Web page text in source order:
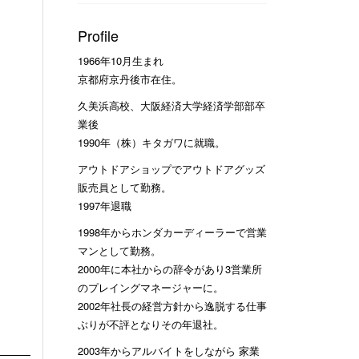
Profile
1966年10月生まれ
京都府京丹後市在住。
久美浜高校、大阪経済大学経済学部部卒
業後
1990年（株）キタガワに就職。
アウトドアショップでアウトドアグッズ
販売員として勤務。
1997年退職
1998年からホンダカーディーラーで営業
マンとして勤務。
2000年に本社からの辞令があり3営業所
のプレイングマネージャーに。
2002年社長の経営方針から逸脱する仕事
ぶりが不評となりその年退社。
2003年からアルバイトをしながら 家業